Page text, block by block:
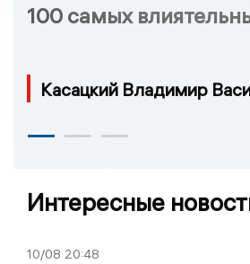
100 самых
Касацкий Владимир
Интересные
10/08 20:48